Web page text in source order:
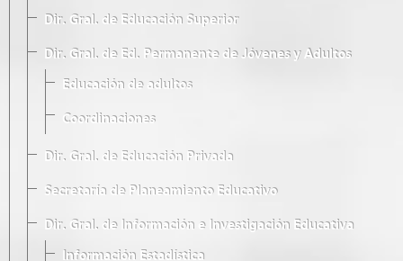
Dir. Gral. de Educación Superior
Dir. Gral. de Ed. Permanente de Jóvenes y Adultos
Educación de adultos
Coordinaciones
Dir. Gral. de Educación Privada
Secretaría de Planeamiento Educativo
Dir. Gral. de Información e Investigación Educativa
Información Estadística